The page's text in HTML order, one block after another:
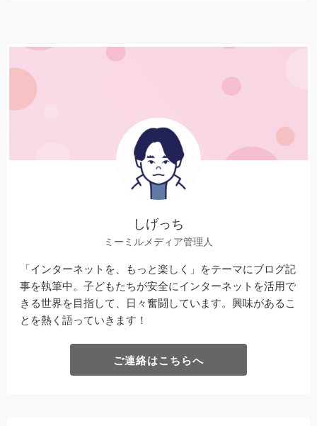
しげっち
ミーミルメディア管理人
「インターネットを、もっと楽しく」をテーマにブログ記
事を執筆中。子どもたちが安全にインターネットを活用で
きる世界を目指して、日々奮闘しています。興味があるこ
とを熱く語っていきます！
ご連絡はこちらへ